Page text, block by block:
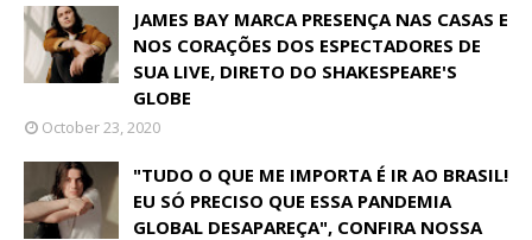
JAMES BAY MARCA PRESENÇA NAS CASAS E
NOS CORAÇÕES DOS ESPECTADORES DE
SUA LIVE, DIRETO DO SHAKESPEARE'S
GLOBE
October 23, 2020
"TUDO O QUE ME IMPORTA É IR AO BRASIL!
EU SÓ PRECISO QUE ESSA PANDEMIA
GLOBAL DESAPAREÇA", CONFIRA NOSSA